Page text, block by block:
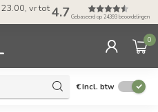
za tot 4.7 Gebaseerd op 24393 beoordelingen
0
€Incl. btw